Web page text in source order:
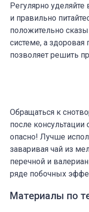
Регулярно
и правильно
положительно
системе, а здоровая
позволяет решить
Обращаться к
после
опасно! Лучше
заваривая чай из
перечной и
ряде побочных
Материалы по